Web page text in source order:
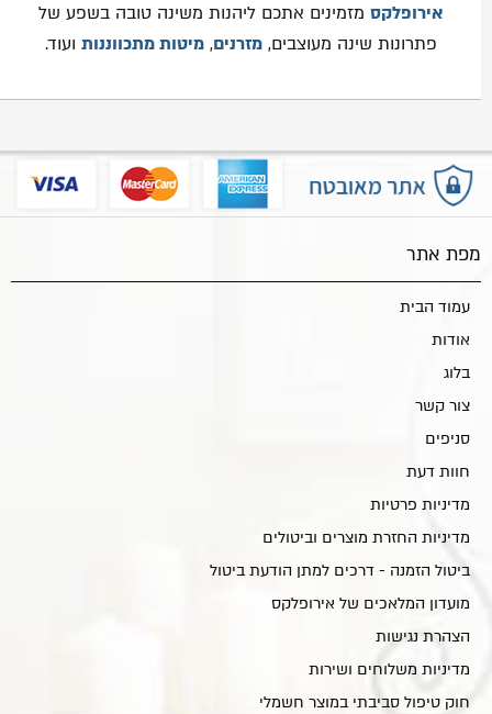
אירופלקס מזמינים אתכם ליהנות משינה טובה בשפע של
פתרונות שינה מעוצבים,מזרנים,מיטות מתכווננות ועוד.
מפת אתר
עמוד הבית
אודות
בלוג
צור קשר
סניפים
חוות דעת
מדיניות פרטיות
מדיניות החזרת מוצרים וביטולים
ביטול הזמנה - דרכים למתן הודעת ביטול
מועדון המלאכים של אירופלקס
הצהרת נגישות
מדיניות משלוחים ושירות
חוק טיפול סביבתי במוצר חשמלי